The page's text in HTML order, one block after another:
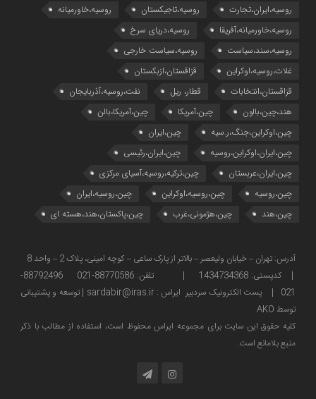
روسیه،ایران،تجارت
روسیه،تاجیکستان
روسیه،خاورمیانه
روسیه،خاورمیانه،آفریقا
روسیه،دریای سرخ
روسیه،سند،سیاست
روسیه،سیاست خارجی
غلات،روسیه،اوکراین
قزاقستان،ازبکستان
قزاقستان،انتخابات
قطار، ریل
نفت،روسیه،آذربایجان
هند،چین،بالون
چین،آمریکا
چین،آمریکا،بالن
چین،اوکراین،جنگ،ر.سیه
چین،ایران
چین،ایران،اوکراین،روسیه
چین،ایران،رئیسی
چین،ایران،عربستان
چین،ترکیه،روسیه،آسیای مرکزی
چین،روسیه
چین،روسیه،اوکراین
چین،روسیه،ایران
چین،هند
چین،هژمونی،غرب چین،پاکستان،هند،هسته ای
| کدپستی: 1434734368 | تلفن: 88770586-021 88792496-
021 | پست الکترونیک سردبیر ایراس : sardabir@iras.ir |
توسعه و پشتیبانی
توسط AKO
كليه حقوق این سایت برای مجموعه ایراس محفوظ است، استفاده از مطالب با ذكر
منبع بلامانع است.